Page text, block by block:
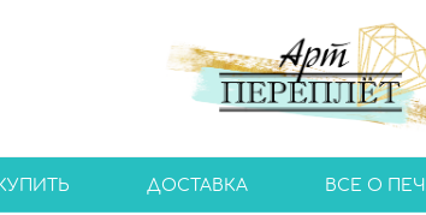
ДОСТАВКА ВСЕ О